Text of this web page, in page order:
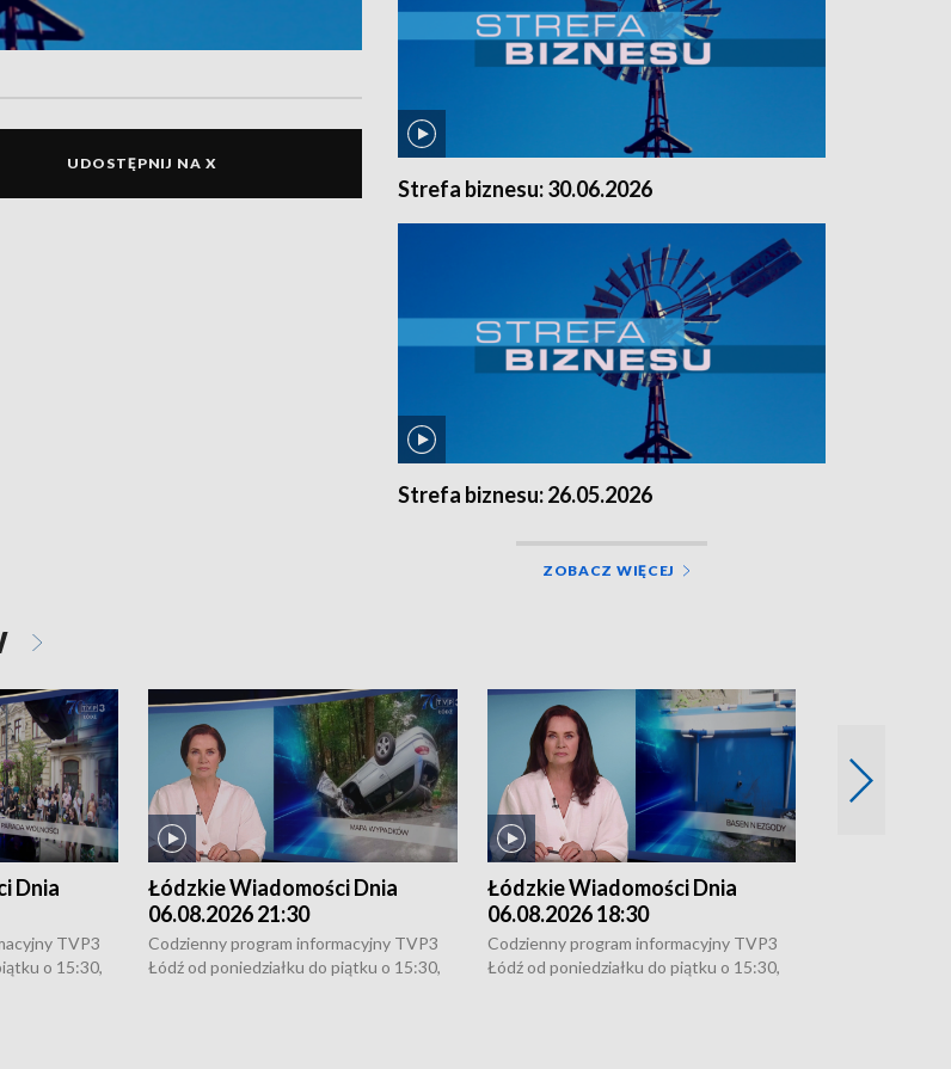
UDOSTĘPNIJ NA X
Strefa biznesu: 30.06.2026
Strefa biznesu: 26.05.2026
ZOBACZ WIĘCEJ
Dnia
TVP3
o 15:30,
Łódzkie Wiadomości Dnia
06.08.2026 21:30
Codzienny program informacyjny TVP3
Łódź od poniedziałku do piątku o 15:30,
Łódzkie Wiadomości Dnia
06.08.2026 18:30
Codzienny program informacyjny TVP3
Łódź od poniedziałku do piątku o 15:30,